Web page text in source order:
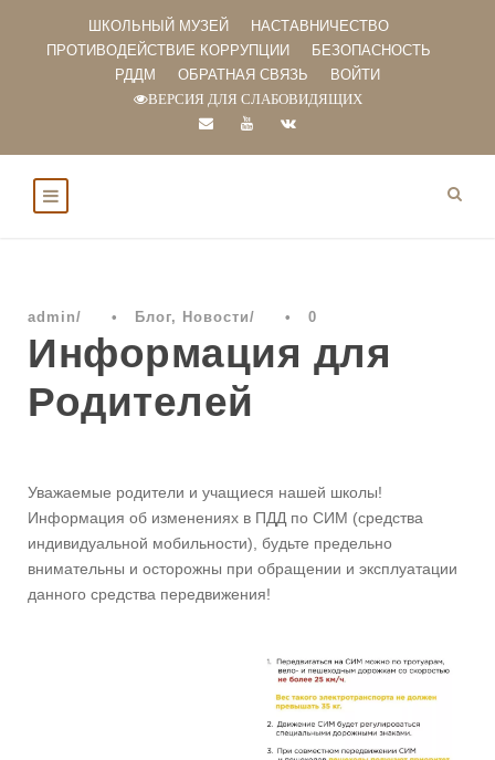
ШКОЛЬНЫЙ МУЗЕЙ
НАСТАВНИЧЕСТВО
ПРОТИВОДЕЙСТВИЕ КОРРУПЦИИ
БЕЗОПАСНОСТЬ
РДДМ
ОБРАТНАЯ СВЯЗЬ ВОЙТИ
ВЕРСИЯ ДЛЯ СЛАБОВИДЯЩИХ
admin • Блог, Новости • 0
Информация для
Родителей
Уважаемые родители и учащиеся нашей школы!
Информация об изменениях в ПДД по СИМ (средства
индивидуальной мобильности), будьте предельно
внимательны и осторожны при обращении и эксплуатации
данного средства передвижения!